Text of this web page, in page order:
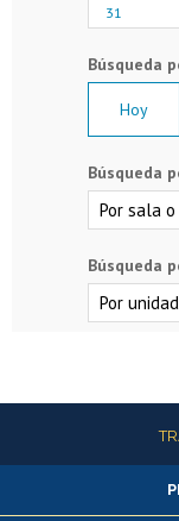
31
Hoy
Búsqueda
Búsqueda
Más